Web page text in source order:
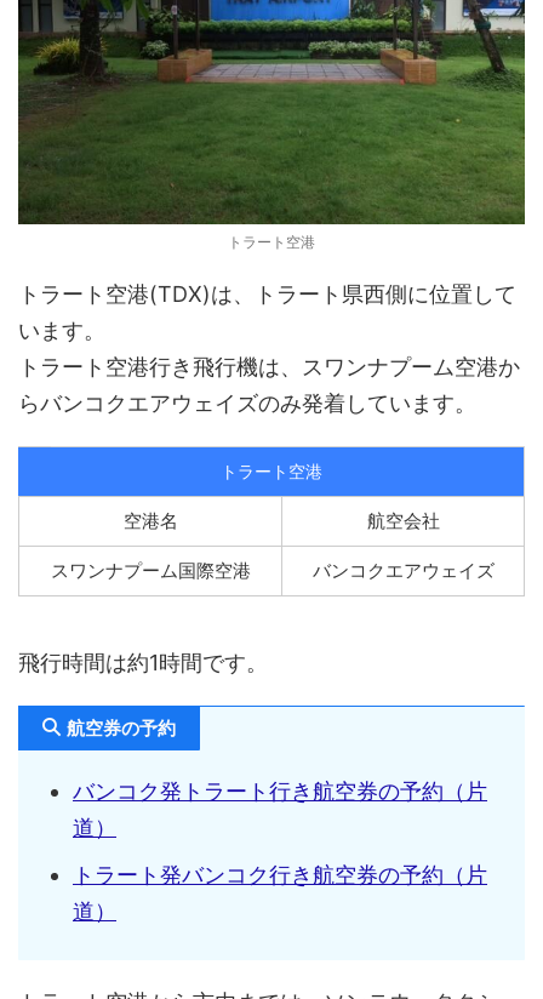
トラート空港
トラート空港(TDX)は、トラート県西側に位置して
います。
トラート空港行き飛行機は、スワンナプーム空港か
らバンコクエアウェイズのみ発着しています。
トラート空港
空港名 航空会社
スワンナプーム国際空港 バンコクエアウェイズ
飛行時間は約1時間です。
航空券の予約
バンコク発トラート行き航空券の予約（片
道）
トラート発バンコク行き航空券の予約（片
道）